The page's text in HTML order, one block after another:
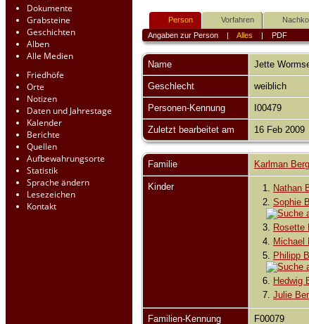
Dokumente
Grabsteine
Geschichten
Alben
Alle Medien
Friedhöfe
Orte
Notizen
Daten und Jahrestage
Kalender
Berichte
Quellen
Aufbewahrungsorte
Statistik
Sprache ändern
Lesezeichen
Kontakt
Person Vorfahren
Angaben zur Person| Alles | PDF
Name Jette
Geschlecht weiblich
Personen-Kennung I00479
Zuletzt bearbeitet am 16 Feb 2009
Familie Karlman
Kinder 1. Nathan
2. Sophie
3. Rosette
4. Michael
5. Philipp
6. Hedwig
7. Julie
Familien-Kennung F00079